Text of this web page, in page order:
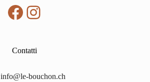
Facebook
Instagram
Contatti
info@le-bouchon.ch